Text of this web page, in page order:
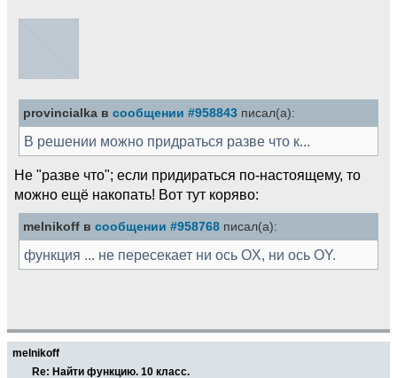
provincialka в сообщении #958843 писал(а):
В решении можно придраться разве что к...
Не "разве что"; если придираться по-настоящему, то
можно ещё накопать! Вот тут коряво:
melnikoff в сообщении #958768 писал(а):
функция ... не пересекает ни ось OX, ни ось OY.
melnikoff
Re: Найти функцию. 10 класс.